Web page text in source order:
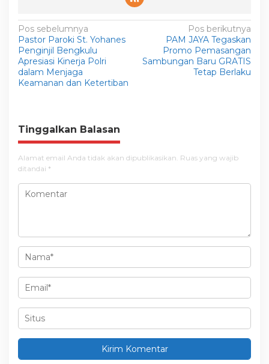
N
a
v
i
s
i
p
o
s
Pos sebelumnya
Pastor Paroki St. Yohanes
Penginjil Bengkulu
Apresiasi Kinerja Polri
dalam Menjaga
Keamanan dan Ketertiban
Pos berikutnya
PAM JAYA Tegaskan
Promo Pemasangan
Sambungan Baru GRATIS
Tetap Berlaku
Tinggalkan Balasan
Alamat email Anda tidak akan dipublikasikan. Ruas yang wajib
ditandai *